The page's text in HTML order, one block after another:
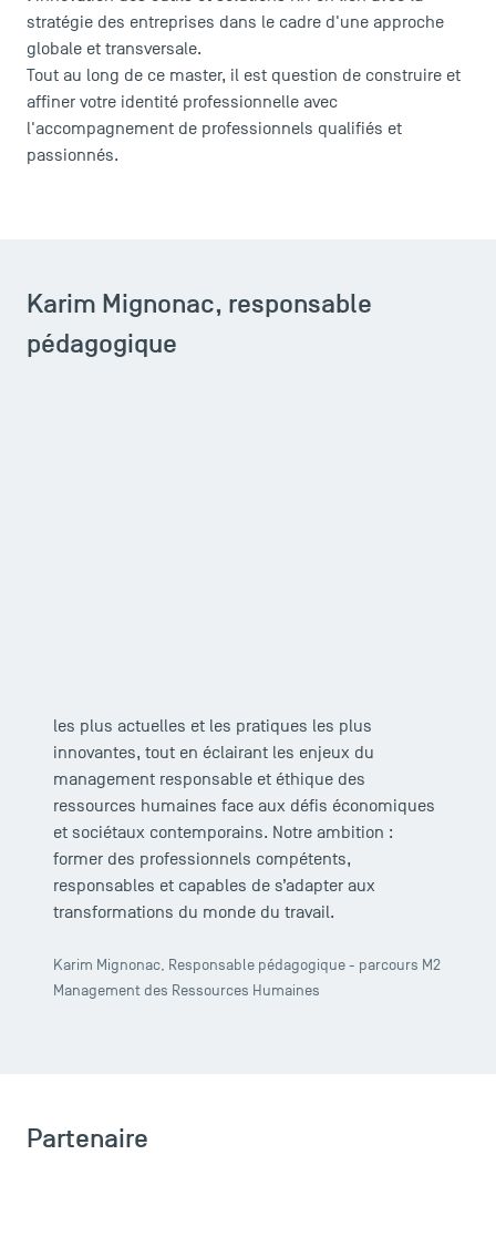
stratégie des entreprises dans le cadre d'une approche
globale et transversale.
Tout au long de ce master, il est question de construire et
affiner votre identité professionnelle avec
l'accompagnement de professionnels qualifiés et
passionnés.
Karim Mignonac, responsable
pédagogique
les plus actuelles et les pratiques les plus
innovantes, tout en éclairant les enjeux du
management responsable et éthique des
ressources humaines face aux défis économiques
et sociétaux contemporains. Notre ambition :
former des professionnels compétents,
responsables et capables de s’adapter aux
transformations du monde du travail.
Karim Mignonac, Responsable pédagogique - parcours M2
Management des Ressources Humaines
Partenaire